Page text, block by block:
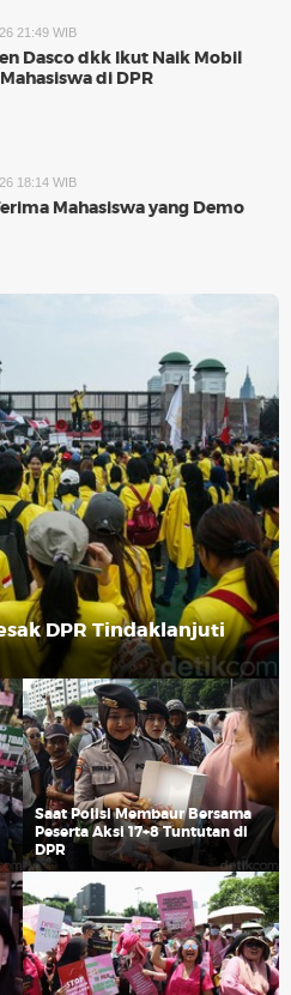
21:49 WIB
Dasco dkk Ikut Naik Mobil
di DPR
18:14 WIB
Mahasiswa yang Demo
DPR Tindaklanjuti
Saat Polisi Membaur Bersama
Peserta Aksi 17+8 Tuntutan di
DPR